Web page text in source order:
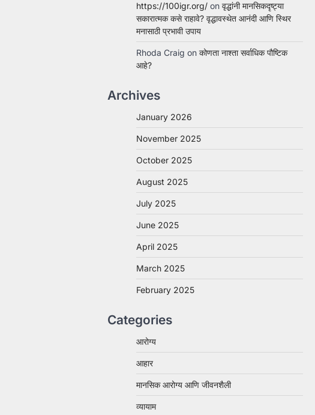
https://100igr.org/ on वृद्धांनी मानसिकदृष्ट्या
सकारात्मक कसे राहावे? वृद्धावस्थेत आनंदी आणि स्थिर
मनासाठी प्रभावी उपाय
Rhoda Craig on कोणता नाश्ता सर्वाधिक पौष्टिक
आहे?
Archives
January 2026
November 2025
October 2025
August 2025
July 2025
June 2025
April 2025
March 2025
February 2025
Categories
आरोग्य
आहार
मानसिक आरोग्य आणि जीवनशैली
व्यायाम